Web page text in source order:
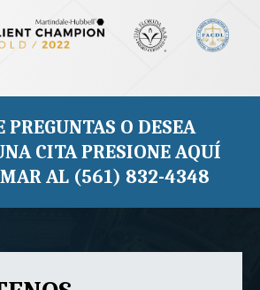
PREGUNTAS O DESEA
CITA PRESIONE AQUÍ
AL (561) 832-4348